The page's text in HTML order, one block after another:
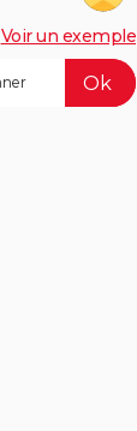
Voir un exemple